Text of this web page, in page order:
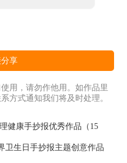
享
用，请勿作他用。如作品里
方式通知我们将及时处理。
健康手抄报优秀作品（15
卫生日手抄报主题创意作品